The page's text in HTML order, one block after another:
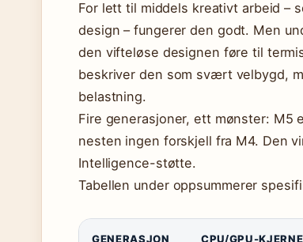
For lett til middels kreativt arbeid –
design – fungerer den godt. Men
den vifteløse designen føre til
beskriver den som svært velbygd,
belastning.
Fire generasjoner, ett mønster: M5
nesten ingen forskjell fra M4. Den
Intelligence-støtte.
Tabellen under oppsummerer
GENERASJON CPU/GPU-